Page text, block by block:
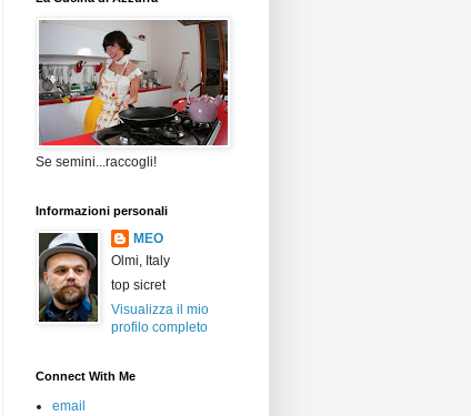
Se semini...raccogli!
Informazioni personali
MEO
Olmi, Italy
top sicret
Visualizza il mio
profilo completo
Connect With Me
email